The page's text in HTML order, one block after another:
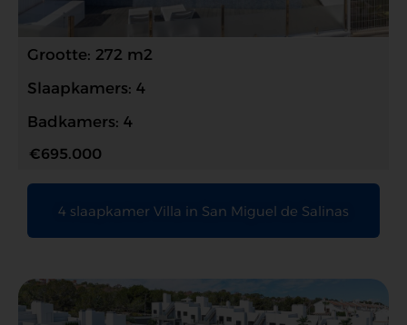
Grootte: 272 m2
Slaapkamers: 4
Badkamers: 4
€695.000
4 slaapkamer Villa in San Miguel de Salinas